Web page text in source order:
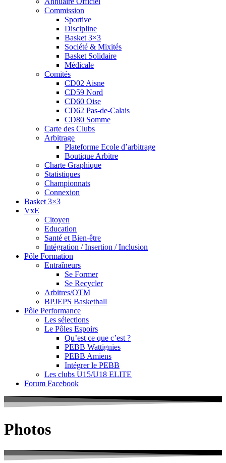
Commission
Sportive
Discipline
Basket 3×3
Société & Mixités
Basket Solidaire
Médicale
Comités
CD02 Aisne
CD59 Nord
CD60 Oise
CD62 Pas-de-Calais
CD80 Somme
Carte des Clubs
Arbitrage
Plateforme Ecole d’arbitrage
Boutique Arbitre
Charte Graphique
Statistiques
Championnats
Connexion
Basket 3×3
VxE
Citoyen
Education
Santé et Bien-être
Intégration / Insertion / Inclusion
Pôle Formation
Entraîneurs
Se Former
Se Recycler
Arbitres/OTM
BPJEPS Basketball
Pôle Performance
Les sélections
Le Pôles Espoirs
Qu’est ce que c’est ?
PEBB Wattignies
PEBB Amiens
Intégrer le PEBB
Les clubs U15/U18 ELITE
Forum Facebook
Photos